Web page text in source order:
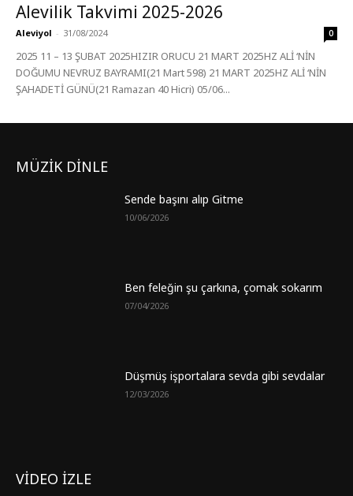
Alevilik Takvimi 2025-2026
Aleviyol - 31/08/2024 0
2025 11 – 13 ŞUBAT 2025HIZIR ORUCU 21 MART 2025HZ ALİ ‘NİN
DOĞUMU NEVRUZ BAYRAMI(21 Mart 598) 21 MART 2025HZ ALİ ‘NİN
ŞAHADETİ GÜNÜ(21 Ramazan 40 Hicri) 05/06...
MÜZİK DİNLE
Sende başını alıp Gitme
10/06/2026
Ben feleğin şu çarkına, çomak sokarım
07/04/2026
Düşmüş işportalara sevda gibi sevdalar
12/03/2026
VİDEO İZLE